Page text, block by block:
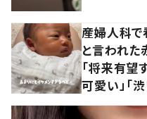
産婦人科で
と言われ
「将来有望
可愛い」「渋